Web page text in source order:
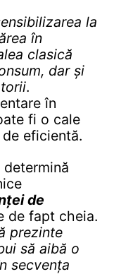
la
în
clasică
dar și
.
în
fi o cale
eficientă.
de
de fapt cheia.
prezinte
să aibă o
secvența